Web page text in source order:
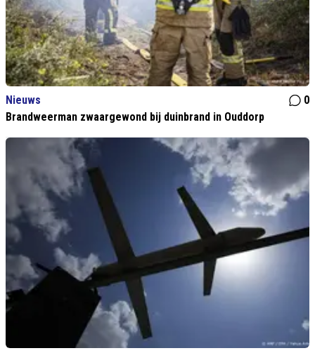
Nieuws
0
Brandweerman zwaargewond bij duinbrand in Ouddorp